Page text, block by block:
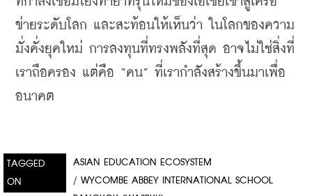
ข่ายระดับโลก และสะท้อนให้เห็นว่า ในโลกของความ
มั่งคั่งยุคใหม่ การลงทุนที่ทรงพลังที่สุด อาจไม่ใช่สิ่งที่
เราถือครอง แต่คือ “คน” ที่เรากำลังสร้างขึ้นมาเพื่อ
อนาคต
TAGGED
ON
ASIAN EDUCATION ECOSYSTEM
/ WYCOMBE ABBEY INTERNATIONAL SCHOOL